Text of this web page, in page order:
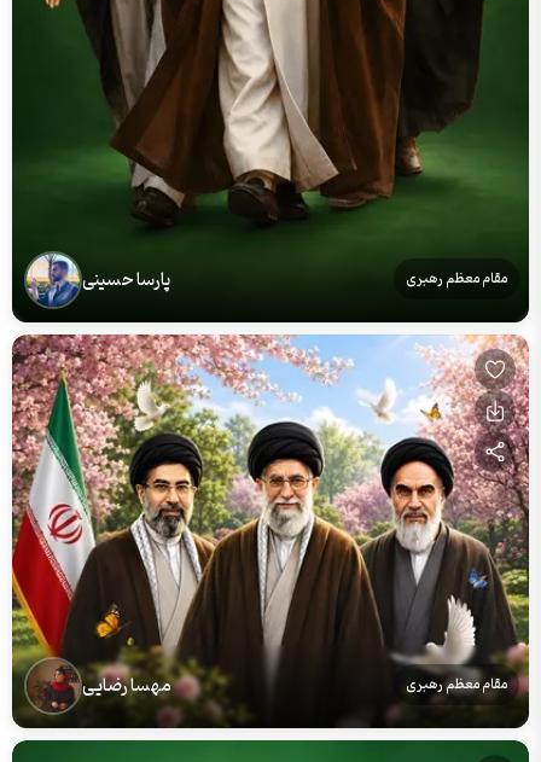
مقام معظم رهبری پارسا حسینی
مقام معظم رهبری مهسا رضایی